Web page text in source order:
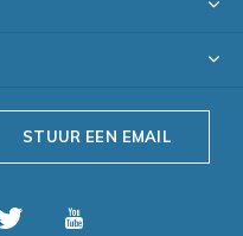
STUUR EEN EMAIL